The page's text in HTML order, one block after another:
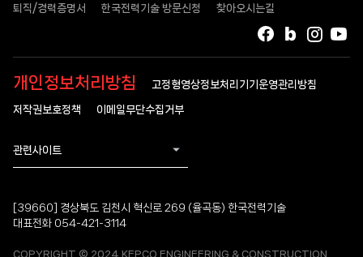
퇴직/경력증명서 한국전력기술 방문신청 찾아오시는길
인스
블로그
페이스북
개인정보처리방침 고정형영상정보처리기기운영관리방침
저작권보호정책 이메일무단수집거부
관련사이트
[39660] 경상북도 김천시 혁신로 269 (율곡동) 한국전력기술
대표전화 054-421-3114
COPYRIGHT © 2024 KEPCO ENGINEERING & CONSTRUCTION